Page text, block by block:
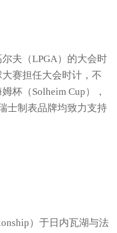
夫（LPGA）的大会时
赛担任大会时计，不
杯（Solheim Cup），
士制表品牌均致力支持
）于日内瓦湖与法